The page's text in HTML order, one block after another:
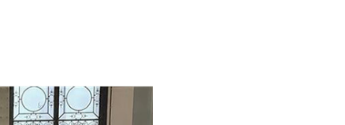
startete die BGL-Initiative „Grün in die Stadt“
„Grün-blaue Stadtentwicklung muss auch für